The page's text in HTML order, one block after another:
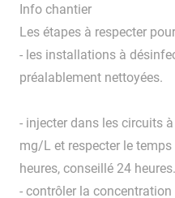
Info chantier
Les étapes à respecter
- les installations à
préalablement nettoyées.
- injecter dans les circuits
mg/L et respecter le
heures, conseillé 24 heures.
- contrôler la concentration